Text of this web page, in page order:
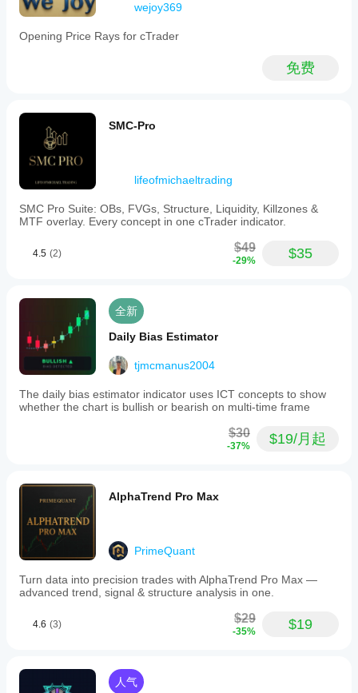
wejoy369
Opening Price Rays for cTrader
免费
SMC-Pro
lifeofmichaeltrading
SMC Pro Suite: OBs, FVGs, Structure, Liquidity, Killzones &
MTF overlay. Every concept in one cTrader indicator.
4.5 (2) $49
-29% $35
全新
Daily Bias Estimator
tjmcmanus2004
The daily bias estimator indicator uses ICT concepts to show
whether the chart is bullish or bearish on multi-time frame
$30
-37% $19/月起
AlphaTrend Pro Max
PrimeQuant
Turn data into precision trades with AlphaTrend Pro Max —
advanced trend, signal & structure analysis in one.
4.6 (3) $29
-35% $19
人气